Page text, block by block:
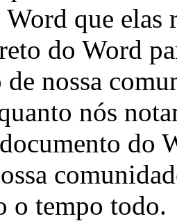
que elas
do Word
nossa
nós
do
o tempo todo.